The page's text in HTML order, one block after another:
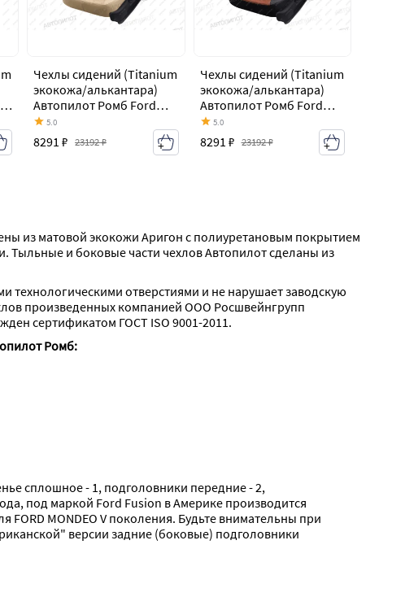
Чехлы сидений (Titanium
экокожа/алькантара)
Автопилот Ромб Ford
Mondeo MK5 CD391
дорестайлинг седан
(2014-2018)
5.0
8291 ₽ 23192 ₽
Чехлы сидений (Titanium
экокожа/алькантара)
Автопилот Ромб Ford
Mondeo MK5 CD391
дорестайлинг седан
(2014-2018)
5.0
8291 ₽ 23192 ₽
из матовой экокожи Аригон с полиуретановым покрытием
и боковые части чехлов Автопилот сделаны из
технологическими отверстиями и не нарушает заводскую
произведенных компанией ООО Росшвейнгрупп
сертификатом ГОСТ ISO 9001-2011.
Ромб:
сплошное - 1, подголовники передние - 2,
под маркой Ford Fusion в Америке производится
MONDEO V поколения. Будьте внимательны при
версии задние (боковые) подголовники